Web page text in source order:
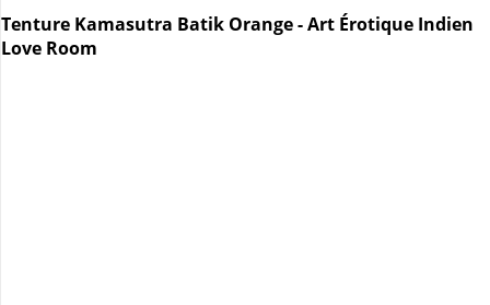
Tenture Kamasutra Batik Orange - Art Érotique Indien
Love Room